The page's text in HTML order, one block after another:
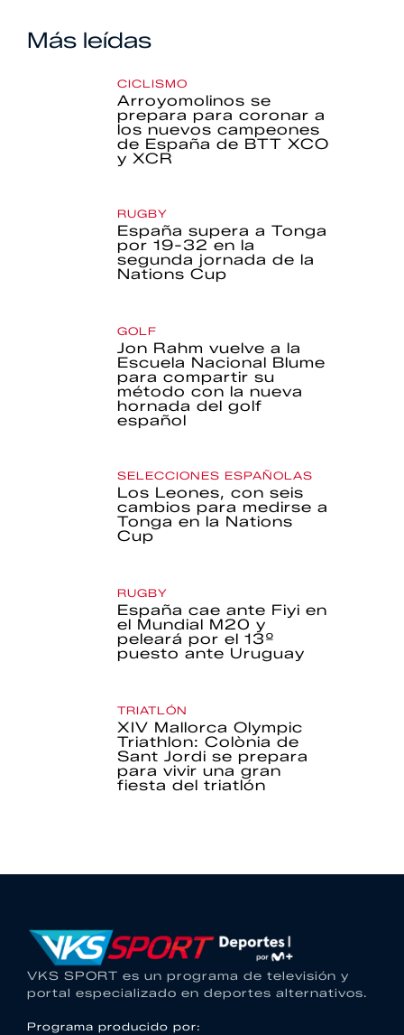
Más leídas
CICLISMO
Arroyomolinos se
prepara para coronar a
los nuevos campeones
de España de BTT XCO
y XCR
RUGBY
España supera a Tonga
por 19-32 en la
segunda jornada de la
Nations Cup
GOLF
Jon Rahm vuelve a la
Escuela Nacional Blume
para compartir su
método con la nueva
hornada del golf
español
SELECCIONES ESPAÑOLAS
Los Leones, con seis
cambios para medirse a
Tonga en la Nations
Cup
RUGBY
España cae ante Fiyi en
el Mundial M20 y
peleará por el 13º
puesto ante Uruguay
TRIATLÓN
XIV Mallorca Olympic
Triathlon: Colònia de
Sant Jordi se prepara
para vivir una gran
fiesta del triatlón
VKS SPORT es un programa de televisión y
portal especializado en deportes alternativos.
Programa producido por: